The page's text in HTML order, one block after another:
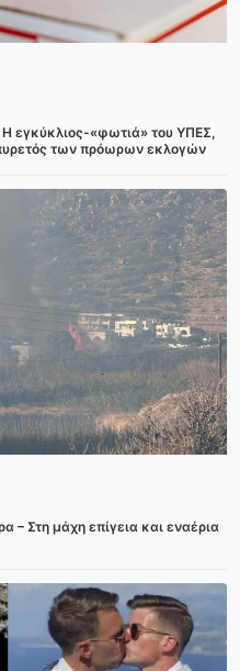
Η εγκύκλιος-«φωτιά» του ΥΠΕΣ,
των πρόωρων εκλογών
Στη μάχη επίγεια και εναέρια